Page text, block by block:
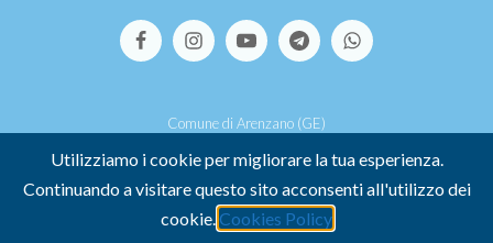
Comune di Arenzano (GE)
P.I. 00449500107 - Credits
-COOKIE POLICY-PRIVACY POLICY
Dichiarazione di accessibilità
Utilizziamo i cookie per migliorare la tua esperienza.
Continuando a visitare questo sito acconsenti all'utilizzo dei
cookie. Cookies Policy